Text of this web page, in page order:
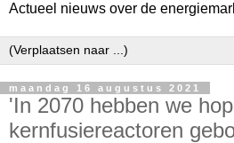
Actueel nieuws over de
maandag 16 augustus 2021
'In 2070 hebben we
kernfusiereactoren